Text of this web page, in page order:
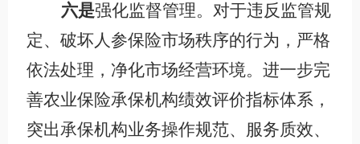
六是强化监督管理。 对于违反监管规
定、破坏人参保险市场秩序的行为，严格
依法处理，净化市场经营环境。 进一步完
善农业保险承保机构绩效评价指标体系，
突出承保机构业务操作规范、服务质效、